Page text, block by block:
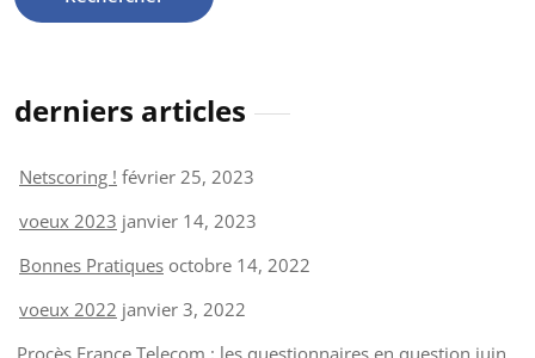
derniers articles
Netscoring ! février 25, 2023
voeux 2023 janvier 14, 2023
Bonnes Pratiques octobre 14, 2022
voeux 2022 janvier 3, 2022
Procès France Telecom : les questionnaires en question juin